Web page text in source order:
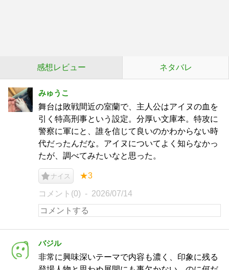
感想レビュー ネタバレ
みゅうこ
舞台は敗戦間近の室蘭で、主人公はアイヌの血を
引く特高刑事という設定。分厚い文庫本。特攻に
警察に軍にと、誰を信じて良いのかわからない時
代だったんだな。アイヌについてよく知らなかっ
たが、調べてみたいなと思った。
ナイス ★3
コメント(0) 2026/07/14
バジル
非常に興味深いテーマで内容も濃く、印象に残る